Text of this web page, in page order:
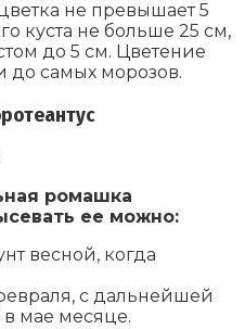
не превышает 5
куста не больше 25 см,
до 5 см. Цветение
до самых морозов.
ромашка
ее можно:
весной, когда
с дальнейшей
мае месяце.